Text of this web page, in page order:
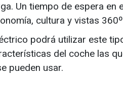
Un tiempo de espera
cultura y vistas
podrá utilizar este
del coche las
pueden usar.